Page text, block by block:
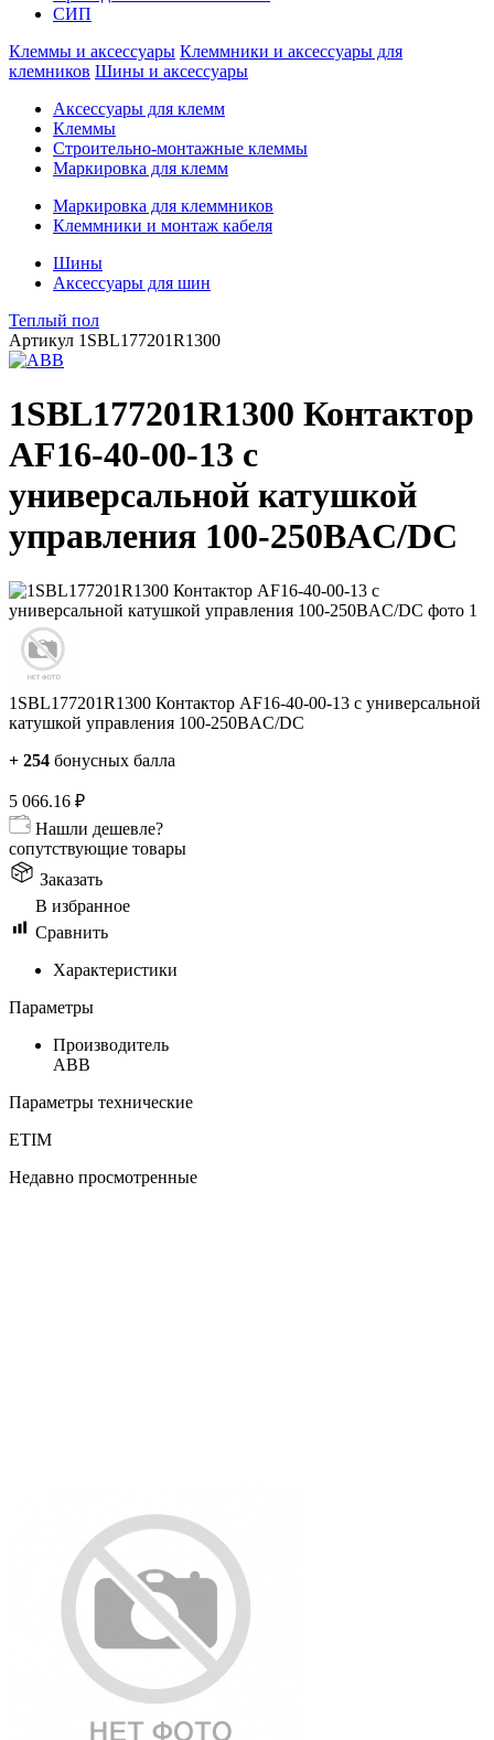
СИП
Клеммы и аксессуары Клеммники и аксессуары для
клемников Шины и аксессуары
Аксессуары для клемм
Клеммы
Строительно-монтажные клеммы
Маркировка для клемм
Маркировка для клеммников
Клеммники и монтаж кабеля
Шины
Аксессуары для шин
Теплый пол
Артикул 1SBL177201R1300
1SBL177201R1300 Контактор
AF16-40-00-13 с
универсальной катушкой
управления 100-250BAC/DC
1SBL177201R1300 Контактор AF16-40-00-13 с универсальной
катушкой управления 100-250BAC/DC
+ 254 бонусных балла
5 066.16 ₽
Нашли дешевле?
сопутствующие товары
Заказать
В избранное
Сравнить
Характеристики
Параметры
Производитель
ABB
Параметры технические
ETIM
Недавно просмотренные